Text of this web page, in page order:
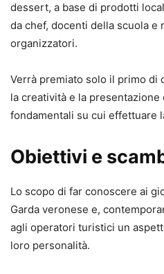
dessert, a base di prodotti
da chef, docenti della scuola
organizzatori.
Verrà premiato solo il primo di
la creatività e la
fondamentali su cui effettuare
Obiettivi e
Lo scopo di far conoscere ai
Garda veronese e,
agli operatori turistici un
loro personalità.